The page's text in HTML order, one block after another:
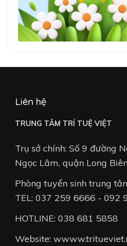
Liên hệ
TRUNG TÂM TRÍ TUỆ VIỆT
Trụ sở chính: Số 9 đường
Ngọc Lâm, quận Long
Phòng tuyển sinh trung
TEL: 037 259 6666 - 092
HOTLINE: 038 681 5858
Website: